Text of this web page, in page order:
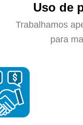
Uso de
Trabalhamos
para